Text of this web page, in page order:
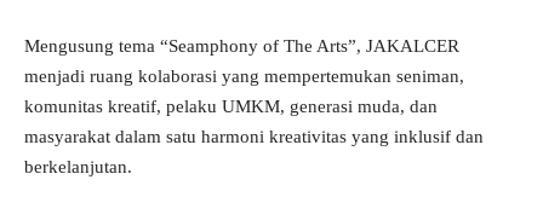
Mengusung tema “Seamphony of The Arts”, JAKALCER
menjadi ruang kolaborasi yang mempertemukan seniman,
komunitas kreatif, pelaku UMKM, generasi muda, dan
masyarakat dalam satu harmoni kreativitas yang inklusif dan
berkelanjutan.